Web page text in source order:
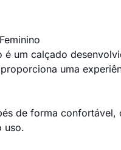
é um calçado
uma
de forma
uso.